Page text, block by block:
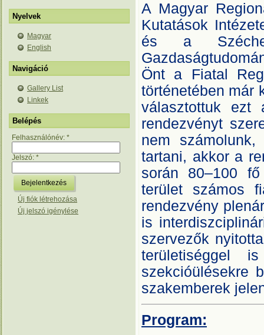
Nyelvek
Magyar
English
Navigáció
Gallery List
Linkek
Belépés
Felhasználónév: *
Jelszó: *
Új fiók létrehozása
Új jelszó igénylése
A Magyar
Kutatások
és a
Önt a Fiatal
történetében már
választottuk ezt
rendezvényt
nem
tartani, akkor a
során 80–100
terület számos
rendezvény
is
szervezők
területiséggel
szekcióülésekre
szakemberek
Program: